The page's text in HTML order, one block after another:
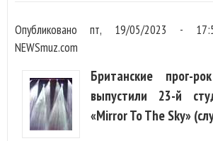
Опубликованопт, 19/05/2023 -
NEWSmuz.com
Британские прог-
выпустили 23-й
«Mirror To The Sky»